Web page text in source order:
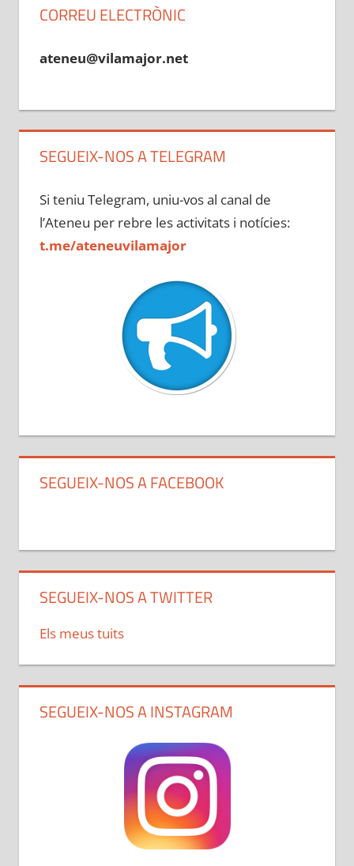
CORREU ELECTRÒNIC
ateneu@vilamajor.net
SEGUEIX-NOS A TELEGRAM
Si teniu Telegram, uniu-vos al canal de
l’Ateneu per rebre les activitats i notícies:
t.me/ateneuvilamajor
SEGUEIX-NOS A FACEBOOK
SEGUEIX-NOS A TWITTER
Els meus tuits
SEGUEIX-NOS A INSTAGRAM